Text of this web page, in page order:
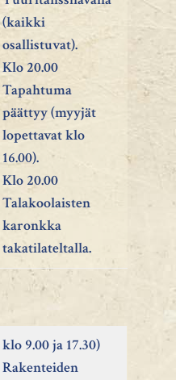
(kaikki
osallistuvat).
Klo 20.00
Tapahtuma
päättyy (myyjät
lopettavat klo
16.00).
Klo 20.00
Talakoolaisten
karonkka
takatilateltalla.
klo 9.00 ja 17.30)
Rakenteiden